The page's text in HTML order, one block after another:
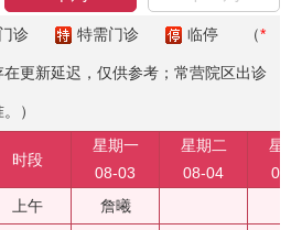
诊 特需门诊 临停 （*
更新延迟，仅供参考；常营院区出诊
）
时段
星期一
08-03
星期二
08-04
星
上午 詹曦